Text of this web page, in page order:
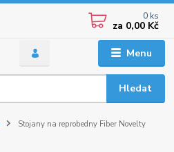
Menu
Hledat
0 ks
za 0,00 Kč
Stojany na reprobedny Fiber Novelty